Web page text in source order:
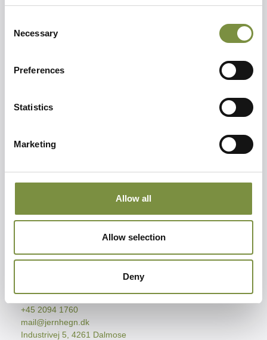
Selection
Necessary
Preferences
Statistics
Marketing
Allow all
Allow selection
Deny
i 7 forskellige nøje udvalgte design og faste størrelser, lige
Produkter
Hegn
Relevant
Galleri
Privatlivspolitik
+45 2094 1760
mail@jernhegn.dk
Industrivej 5, 4261 Dalmose